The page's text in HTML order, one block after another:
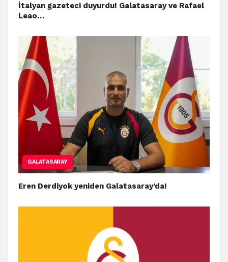
İtalyan gazeteci duyurdu! Galatasaray ve Rafael
Leao…
GALATASARAY
Eren Derdiyok yeniden Galatasaray’da!